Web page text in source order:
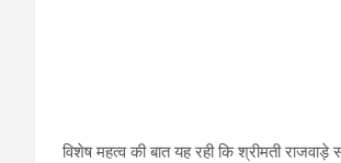
विशेष महत्व की बात यह रही कि श्रीमती